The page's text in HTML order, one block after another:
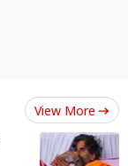
View More